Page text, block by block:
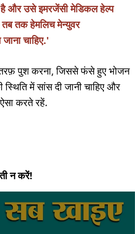
है और उसे इमरजेंसी मेडिकल हेल्प
तक हेमलिच मेन्युवर
चाहिए.'
पुश करना, जिससे फंसे हुए भोजन
में सांस दी जानी चाहिए और
करते रहें.
न करें!